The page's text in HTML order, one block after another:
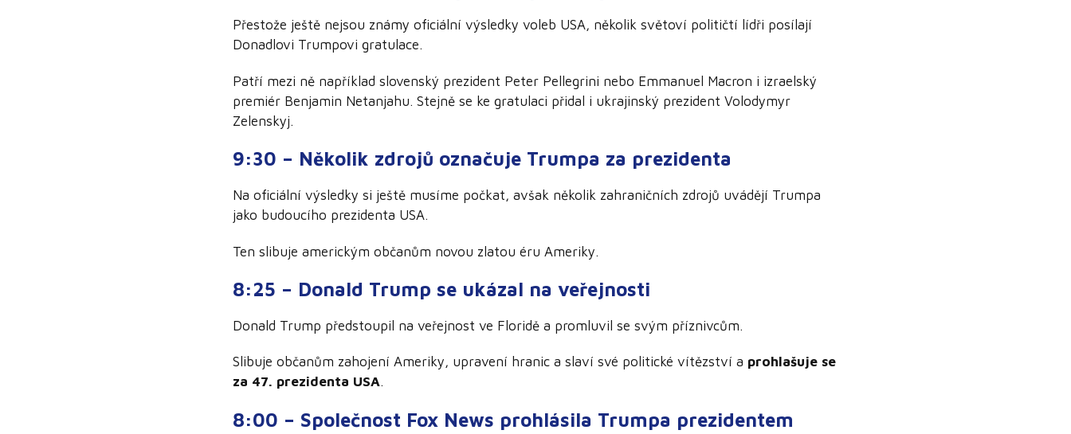
Přestože ještě nejsou známy oficiální výsledky voleb USA, několik světoví političtí lídři posílají
Donadlovi Trumpovi gratulace.
Patří mezi ně například slovenský prezident Peter Pellegrini nebo Emmanuel Macron i izraelský
premiér Benjamin Netanjahu. Stejně se ke gratulaci přidal i ukrajinský prezident Volodymyr
Zelenskyj.
9:30 – Několik zdrojů označuje Trumpa za prezidenta
Na oficiální výsledky si ještě musíme počkat, avšak několik zahraničních zdrojů uvádějí Trumpa
jako budoucího prezidenta USA.
Ten slibuje americkým občanům novou zlatou éru Ameriky.
8:25 – Donald Trump se ukázal na veřejnosti
Donald Trump předstoupil na veřejnost ve Floridě a promluvil se svým příznivcům.
Slibuje občanům zahojení Ameriky, upravení hranic a slaví své politické vítězství a prohlašuje se
za 47. prezidenta USA.
8:00 – Společnost Fox News prohlásila Trumpa prezidentem